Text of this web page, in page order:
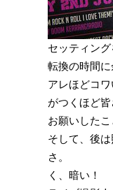
セッティン
転換の時間
アレほどコ
がつくほど
お願いした
そして、後
さ。
く、暗い！